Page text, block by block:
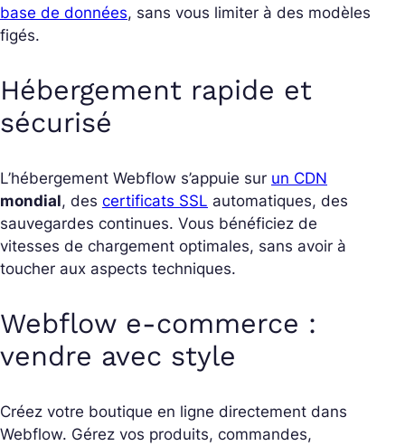
base de données, sans vous limiter à des modèles
figés.
Hébergement rapide et
sécurisé
L’hébergement Webflow s’appuie sur un CDN
mondial, des certificats SSL automatiques, des
sauvegardes continues. Vous bénéficiez de
vitesses de chargement optimales, sans avoir à
toucher aux aspects techniques.
Webflow e-commerce :
vendre avec style
Créez votre boutique en ligne directement dans
Webflow. Gérez vos produits, commandes,